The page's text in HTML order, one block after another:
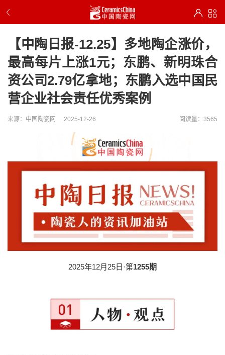
【中陶日报-12.25】多地陶企涨价，
最高每片上涨1元；东鹏、新明珠合
资公司2.79亿拿地；东鹏入选中国民
营企业社会责任优秀案例
来源：中国陶瓷网 2025-12-26 阅读量：3565
2025年12月25日·第1255期